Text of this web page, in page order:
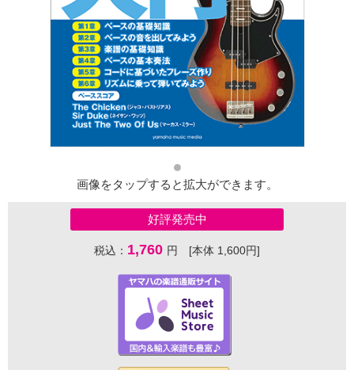
画像をタップすると拡大ができます。
好評発売中
税込： 1,760 円 [本体 1,600円]